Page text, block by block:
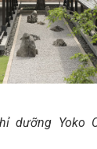
dưỡng Yoko